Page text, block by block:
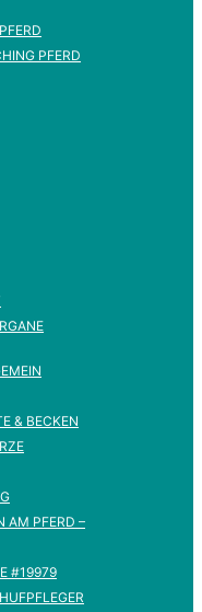
PFERD
& BECKEN
AM PFERD –
#19979